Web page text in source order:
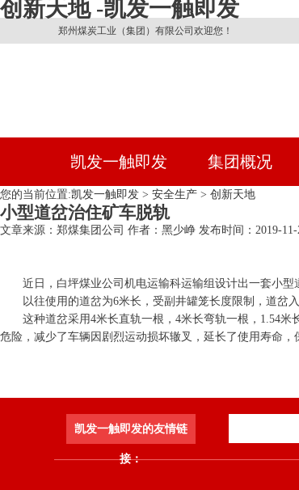
创新天地 -凯发一触即发
郑州煤炭工业（集团）有限公司欢迎您！
凯发一触即发 集团概况
您的当前位置:凯发一触即发 > 安全生产 > 创新天地
小型道岔治住矿车脱轨
文章来源：郑煤集团公司 作者：黑少峥 发布时间：2019-11-
近日，白坪煤业公司机电运输科运输组设计出一套小型
以往使用的道岔为6米长，受副井罐笼长度限制，道岔
这种道岔采用4米长直轨一根，4米长弯轨一根，1.54
危险，减少了车辆因剧烈运动损坏辙叉，延长了使用寿命，
凯发一触即发的友情链
接：